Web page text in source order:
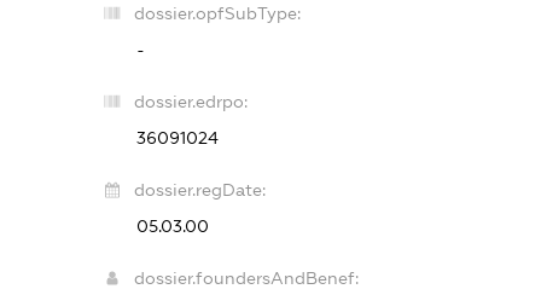
dossier.opfSubType:
-
dossier.edrpo:
36091024
dossier.regDate:
05.03.00
dossier.foundersAndBenef: